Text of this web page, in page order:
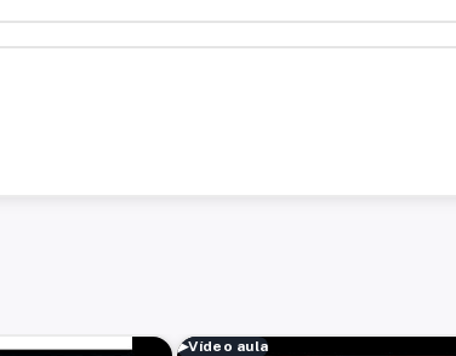
▶Vídeo aula